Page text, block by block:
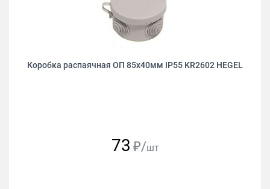
Коробка распаячная ОП 85х40мм IP55 KR2602 HEGEL
73 ₽/шт